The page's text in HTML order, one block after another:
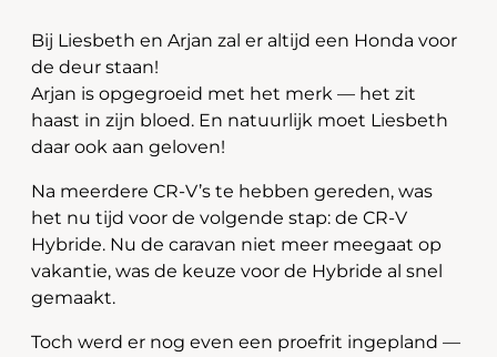
Bij Liesbeth en Arjan zal er altijd een Honda voor
de deur staan!
Arjan is opgegroeid met het merk — het zit
haast in zijn bloed. En natuurlijk moet Liesbeth
daar ook aan geloven!
Na meerdere CR-V’s te hebben gereden, was
het nu tijd voor de volgende stap: de CR-V
Hybride. Nu de caravan niet meer meegaat op
vakantie, was de keuze voor de Hybride al snel
gemaakt.
Toch werd er nog even een proefrit ingepland —